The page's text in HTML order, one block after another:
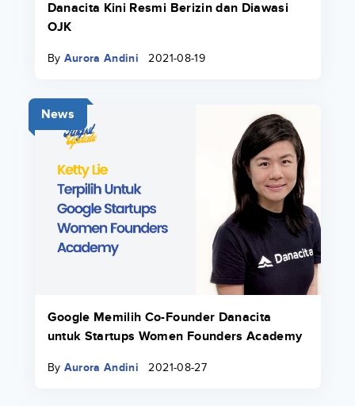
Danacita Kini Resmi Berizin dan Diawasi
OJK
By Aurora Andini 2021-08-19
News
Google Memilih Co-Founder Danacita
untuk Startups Women Founders Academy
By Aurora Andini 2021-08-27